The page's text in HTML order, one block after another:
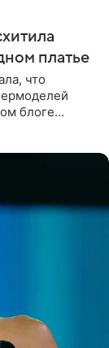
платье
что
блоге